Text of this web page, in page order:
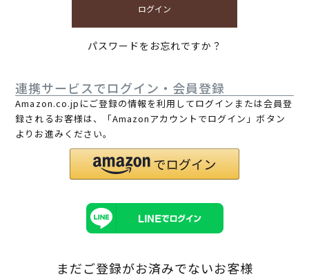
ログイン
パスワードをお忘れですか？
連携サービスでログイン・会員登録
Amazon.co.jpにご登録の情報を利用してログインまたは会員登
録されるお客様は、「Amazonアカウントでログイン」ボタン
よりお進みください。
まだご登録がお済みでないお客様